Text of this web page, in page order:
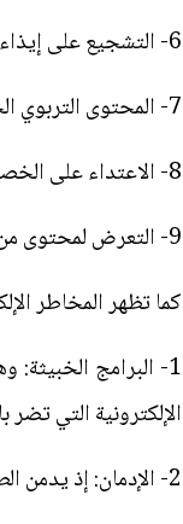
6- التشجيع على إيذاء الذات أو الآخرين كالتحريض على الانتحار.
7- المحتوى التربوي الخاطئ فيما يشاهد الطفل من أفلام أو مسلسلات أو حلقات تنقل له أفكار مغلوطة.
8- الاعتداء على الخصوصية واستغلال البيانات الشخصية.
9- التعرض لمحتوى من المعلومات غير المتكاملة كما في الدعاية التجارية.
كما تظهر المخاطر
1- البرامج
الإلكترونية التي تضر
2- الإدمان: إذ يدمن الطفل على مشاهدة الرسوم المتحركة أو ألعاب الفيديو ما يتسبب بمشاكل أسرية ومدرسية كبيرة جداً لأولياء الأمور.